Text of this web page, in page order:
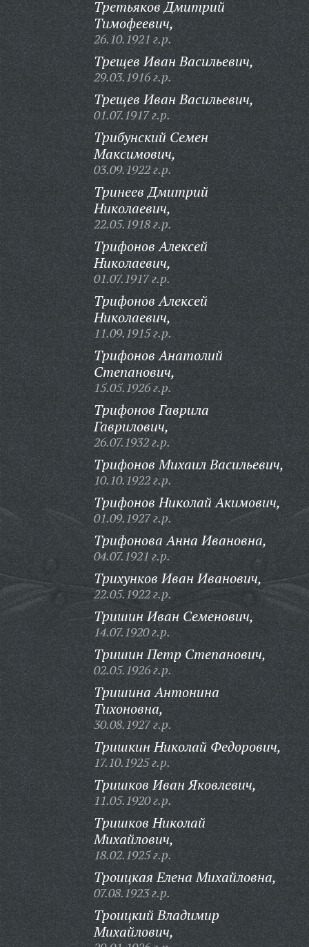
Третьяков Дмитрий
Тимофеевич,
26.10.1921 г.р.
Трещев Иван Васильевич,
29.03.1916 г.р.
Трещев Иван Васильевич,
01.07.1917 г.р.
Трибунский Семен
Максимович,
03.09.1922 г.р.
Тринеев Дмитрий
Николаевич,
22.05.1918 г.р.
Трифонов Алексей
Николаевич,
01.07.1917 г.р.
Трифонов Алексей
Николаевич,
11.09.1915 г.р.
Трифонов Анатолий
Степанович,
15.05.1926 г.р.
Трифонов Гаврила
Гаврилович,
26.07.1932 г.р.
Трифонов Михаил Васильевич,
10.10.1922 г.р.
Трифонов Николай Акимович,
01.09.1927 г.р.
Трифонова Анна Ивановна,
04.07.1921 г.р.
Трихунков Иван Иванович,
22.05.1922 г.р.
Тришин Иван Семенович,
14.07.1920 г.р.
Тришин Петр Степанович,
02.05.1926 г.р.
Тришина Антонина
Тихоновна,
30.08.1927 г.р.
Тришкин Николай Федорович,
17.10.1925 г.р.
Тришков Иван Яковлевич,
11.05.1920 г.р.
Тришков Николай
Михайлович,
18.02.1925 г.р.
Троицкая Елена Михайловна,
07.08.1923 г.р.
Троицкий Владимир
Михайлович,